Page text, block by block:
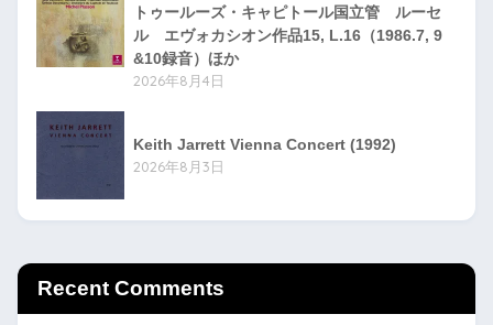
トゥールーズ・キャピトール国立管 ルーセ
ル エヴォカシオン作品15, L.16（1986.7, 9
&10録音）ほか
2026年8月4日
Keith Jarrett Vienna Concert (1992)
2026年8月3日
Recent Comments